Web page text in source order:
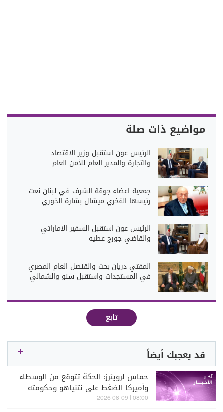
مواضيع ذات صلة
الرئيس عون استقبل وزير الاقتصاد
والتجارة والمدير العام للأمن العام
جمعية اعضاء جوقة الشرف في لبنان نعت
رئيسها الفخري ميشال بشارة الخوري
الرئيس عون استقبل السفير الاماراتي
والقاضي جورج عطيه
المفتي دريان بحث والقنصل العام المصري
في المستجدات واستقبل سنو والشمالي
تابع
قد يعجبك أيضاً
حماس لرويترز: الحكة تتوقع من الوسطاء
وأميركا الضغط على نتنياهو وحكومته
للالتزام بخارطة الطريق
08:00 | 2026-08-09